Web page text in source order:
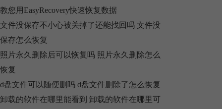
教您用EasyRecovery快速恢复数据
文件没保存不小心被关掉了还能找回吗 文件没
保存怎么恢复
照片永久删除后可以恢复吗 照片永久删除怎么
恢复
d盘文件可以随便删吗 d盘文件删除了怎么恢复
卸载的软件在哪里能看到 卸载的软件在哪里可